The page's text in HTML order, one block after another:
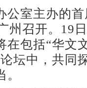
室主办的首
州召开。19
在包括“华文
坛中，共同